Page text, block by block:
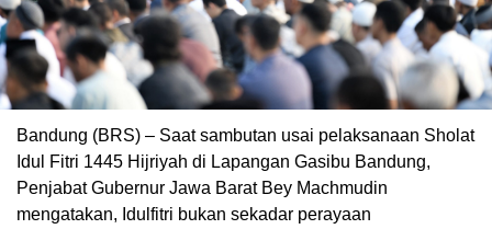
Bandung (BRS) – Saat sambutan usai pelaksanaan Sholat
Idul Fitri 1445 Hijriyah di Lapangan Gasibu Bandung,
Penjabat Gubernur Jawa Barat Bey Machmudin
mengatakan, Idulfitri bukan sekadar perayaan